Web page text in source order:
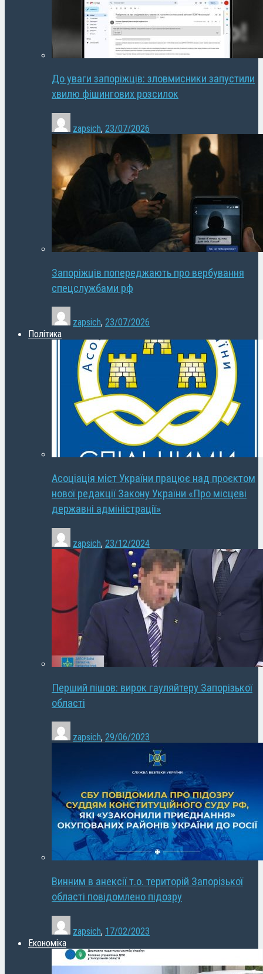
До уваги запоріжців: зловмисники запустили
хвилю фішингових розсилок
zapsich, 23/07/2026
Запоріжців попереджають про вербування
спецслужбами рф
zapsich, 23/07/2026
Політика
Асоціація міст України працює над проєктом
нової редакції Закону України «Про місцеві
державні адміністрації»
zapsich, 23/12/2024
Перший пішов: вирок гауляйтеру Запорізької
області
zapsich, 29/06/2023
Винним в анексії т.о. територій Запорізької
області повідомлено підозру
zapsich, 17/02/2023
Економіка